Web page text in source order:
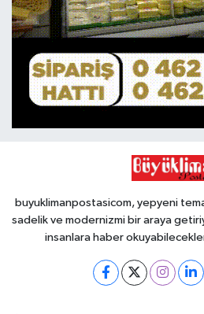
buyuklimanpostasicom, yepyeni
sadelik ve modernizmi bir araya
insanlara haber